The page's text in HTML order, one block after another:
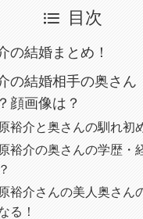
目次
の結婚まとめ！
の結婚相手の奥さん
顔画像は？
裕介と奥さんの馴れ初
裕介の奥さんの学歴・
裕介さんの美人奥さん
る！